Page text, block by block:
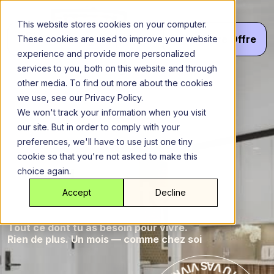
This website stores cookies on your computer.
These cookies are used to improve your website
experience and provide more personalized
services to you, both on this website and through
other media. To find out more about the cookies
we use, see our Privacy Policy.
We won't track your information when you visit
our site. But in order to comply with your
preferences, we'll have to use just one tiny
cookie so that you're not asked to make this
choice again.
Accept Decline
Aller
contenu
Menu
VaVotre Offre
New York Ville
La
maison
La
maison
Lafayette
Tout ce dont tu as besoin pour vivre.
Rien de plus. Un mois — comme chez soi